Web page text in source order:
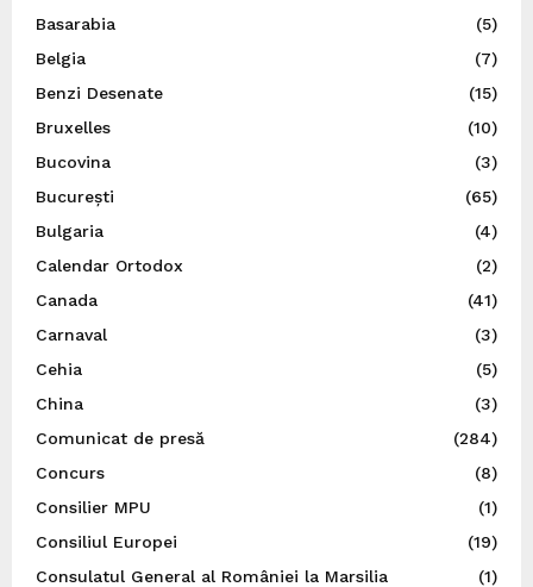
Basarabia
(5)
Belgia
(7)
Benzi Desenate
(15)
Bruxelles
(10)
Bucovina
(3)
București
(65)
Bulgaria
(4)
Calendar Ortodox
(2)
Canada
(41)
Carnaval
(3)
Cehia
(5)
China
(3)
Comunicat de presă
(284)
Concurs
(8)
Consilier MPU
(1)
Consiliul Europei
(19)
Consulatul General al României la Marsilia
(1)